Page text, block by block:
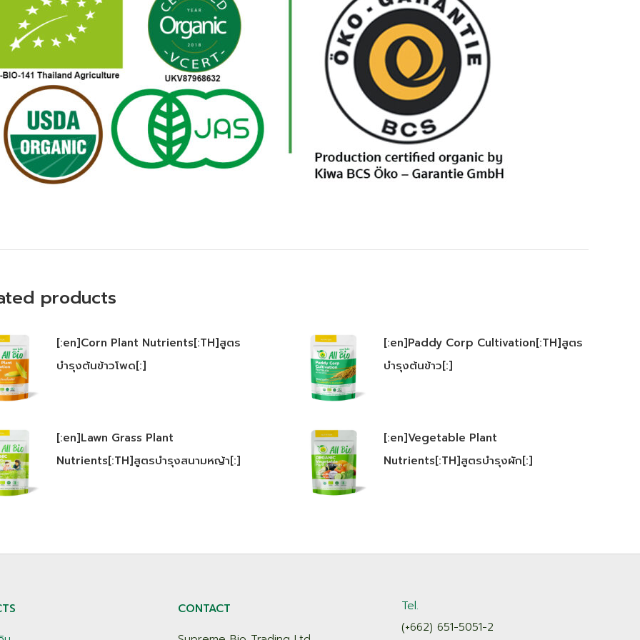
products
[:en]Corn Plant Nutrients[:TH]สูตร
บำรุงต้นข้าวโพด[:]
[:en]Paddy Corp Cultivation[:TH]สูตร
บำรุงต้นข้าว[:]
[:en]Lawn Grass Plant
Nutrients[:TH]สูตรบำรุงสนามหญ้า[:]
[:en]Vegetable Plant
Nutrients[:TH]สูตรบำรุงผัก[:]
CONTACT
Tel.
(+662) 651-5051-2